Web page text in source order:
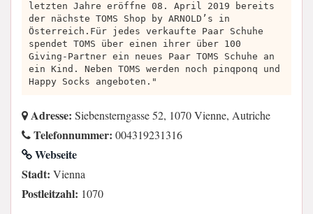
letzten Jahre eröffne 08. April 2019 bereits
der nächste TOMS Shop by ARNOLD’s in
Österreich.Für jedes verkaufte Paar Schuhe
spendet TOMS über einen ihrer über 100
Giving-Partner ein neues Paar TOMS Schuhe an
ein Kind. Neben TOMS werden noch pinqponq und
Happy Socks angeboten."
Adresse: Siebensterngasse 52, 1070 Vienne, Autriche
Telefonnummer: 004319231316
Webseite
Stadt: Vienna
Postleitzahl: 1070